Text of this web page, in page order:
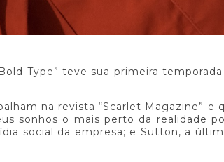
Type” teve sua primeira
na revista “Scarlet Magazine” e
sonhos o mais perto da realidade
social da empresa; e Sutton, a